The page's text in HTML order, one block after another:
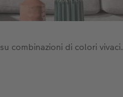
combinazioni di colori vivaci.